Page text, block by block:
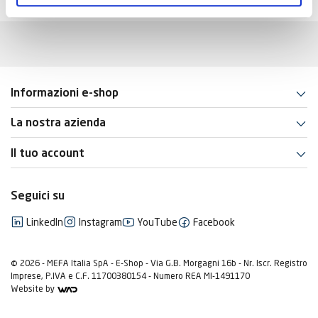
Informazioni e-shop
La nostra azienda
Il tuo account
Seguici su
LinkedIn Instagram YouTube Facebook
© 2026 - MEFA Italia SpA - E-Shop - Via G.B. Morgagni 16b - Nr. Iscr. Registro
Imprese, P.IVA e C.F. 11700380154 - Numero REA MI-1491170
Website by